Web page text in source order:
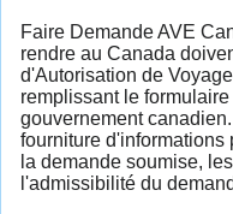
Faire Demande AVE
rendre au Canada
d'Autorisation de
remplissant le
gouvernement
fourniture d'informations
la demande soumise,
l'admissibilité du